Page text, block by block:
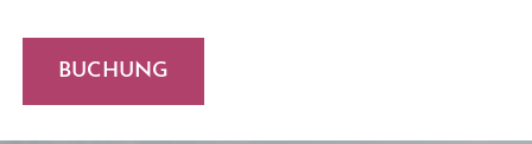
BUCHUNG